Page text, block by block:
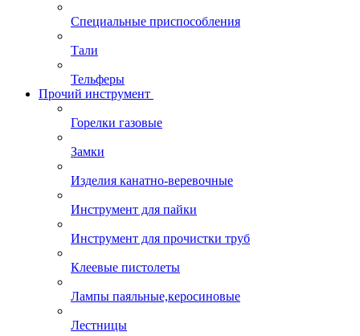
Специальные приспособления
Тали
Тельферы
Прочий инструмент
Горелки газовые
Замки
Изделия канатно-веревочные
Инструмент для пайки
Инструмент для прочистки труб
Клеевые пистолеты
Лампы паяльные,керосиновые
Лестницы